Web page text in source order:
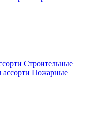
Строительные